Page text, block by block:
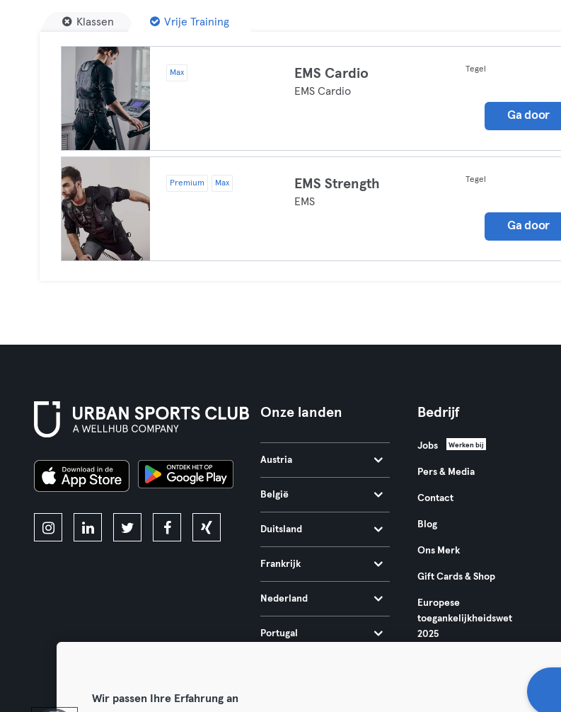
Klassen Vrije Training
Max EMS Cardio
EMS Cardio
Tegel
Ga door
Premium Max EMS Strength
EMS
Tegel
Ga door
Onze landen
Austria
België
Duitsland
Frankrijk
Nederland
Portugal
Bedrijf
Jobs Werken bij
Pers & Media
Contact
Blog
Ons Merk
Gift Cards & Shop
Europese
toegankelijkheidswet
2025
Wir passen Ihre Erfahrung an